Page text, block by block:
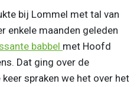
bij Lommel met tal van
enkele maanden geleden
babbel met Hoofd
Dat ging over de
spraken we het over het